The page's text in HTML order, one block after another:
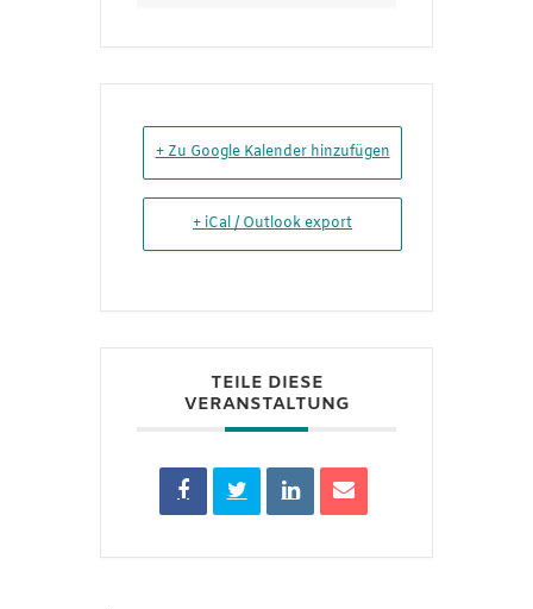
+ Zu Google Kalender hinzufügen
+ iCal / Outlook export
TEILE DIESE
VERANSTALTUNG